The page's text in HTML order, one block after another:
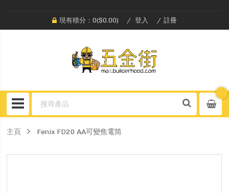
現有積分：0($0.00) 登入 註冊
主頁 Fenix FD20 AA可變焦電筒